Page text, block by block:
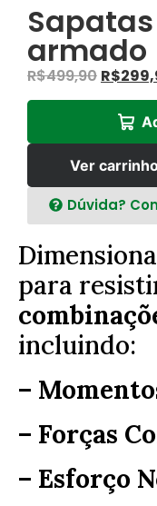
armado
R$499,90 R$
Ver
Dúvida?
para
incluindo:
–
– Forças
– Esforço